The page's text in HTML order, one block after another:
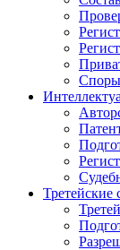
Третейские